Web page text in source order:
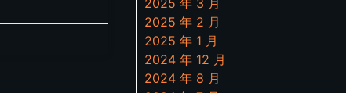
2025 年 3 月
2025 年 2 月
2025 年 1 月
2024 年 12 月
2024 年 8 月